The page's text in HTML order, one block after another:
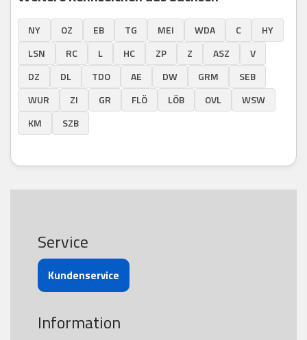
NY OZ EB TG MEI WDA C
HY
LSN
RC L HC ZP Z ASZ
V
DZ
DL TDO AE DW GRM
SEB
WUR
ZI GR FLÖ LÖB OVL
WSW
KM
SZB
Service
Kundenservice
Information